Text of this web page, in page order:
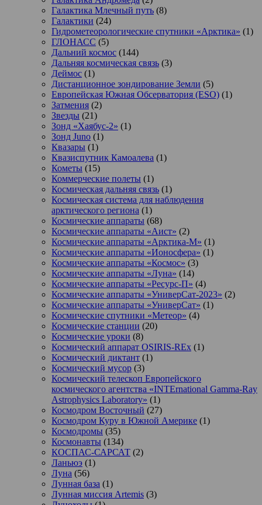
Галактика Млечный путь (8)
Галактики (24)
Гидрометеорологические спутники «Арктика» (1)
ГЛОНАСС (5)
Дальний космос (144)
Дальняя космическая связь (3)
Деймос (1)
Дистанционное зондирование Земли (5)
Европейская Южная Обсерватория (ESO) (1)
Затмения (2)
Звезды (21)
Зонд «Хаябус-2» (1)
Зонд Juno (1)
Квазары (1)
Квазиспутник Камоалева (1)
Кометы (15)
Коммерческие полеты (1)
Космическая дальняя связь (1)
Космическая система для наблюдения
арктического региона (1)
Космические аппараты (68)
Космические аппараты «Аист» (2)
Космические аппараты «Арктика-М» (1)
Космические аппараты «Ионосфера» (1)
Космические аппараты «Космос» (3)
Космические аппараты «Луна» (14)
Космические аппараты «Ресурс-П» (4)
Космические аппараты «УниверСат-2023» (2)
Космические аппараты «УниверСат» (1)
Космические спутники «Метеор» (4)
Космические станции (20)
Космические уроки (8)
Космический аппарат OSIRIS-REx (1)
Космический диктант (1)
Космический мусор (3)
Космический телескоп Европейского
космического агентства «INTErnational Gamma-Ray
Astrophysics Laboratory» (1)
Космодром Восточный (27)
Космодром Куру в Южной Америке (1)
Космодромы (35)
Космонавты (134)
КОСПАС-САРСАТ (2)
Ланьюэ (1)
Луна (56)
Лунная база (1)
Лунная миссия Artemis (3)